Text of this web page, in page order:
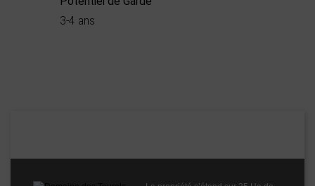
3-4 ans